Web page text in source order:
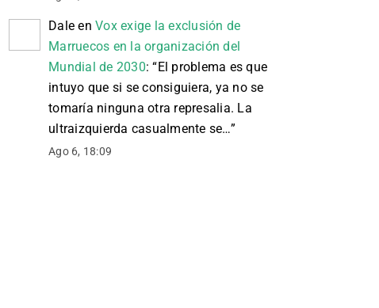
Dale en Vox exige la exclusión de
Marruecos en la organización del
Mundial de 2030: “El problema es que
intuyo que si se consiguiera, ya no se
tomaría ninguna otra represalia. La
ultraizquierda casualmente se…”
Ago 6, 18:09